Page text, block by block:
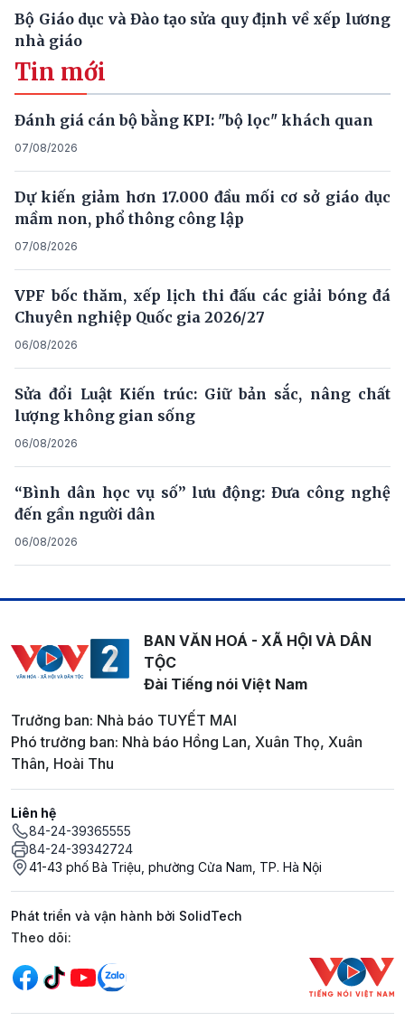
Bộ Giáo dục và Đào tạo sửa quy định về xếp lương
nhà giáo
Tin mới
Đánh giá cán bộ bằng KPI: "bộ lọc" khách quan
07/08/2026
Dự kiến giảm hơn 17.000 đầu mối cơ sở giáo dục
mầm non, phổ thông công lập
07/08/2026
VPF bốc thăm, xếp lịch thi đấu các giải bóng đá
Chuyên nghiệp Quốc gia 2026/27
06/08/2026
Sửa đổi Luật Kiến trúc: Giữ bản sắc, nâng chất
lượng không gian sống
06/08/2026
“Bình dân học vụ số” lưu động: Đưa công nghệ
đến gần người dân
06/08/2026
BAN VĂN HOÁ - XÃ HỘI VÀ DÂN
TỘC
Đài Tiếng nói Việt Nam
Trưởng ban: Nhà báo TUYẾT MAI
Phó trưởng ban: Nhà báo Hồng Lan, Xuân Thọ, Xuân
Thân, Hoài Thu
Liên hệ
84-24-39365555
84-24-39342724
41-43 phố Bà Triệu, phường Cửa Nam, TP. Hà Nội
Phát triển và vận hành bởi SolidTech
Mạng xã hội
Theo dõi: